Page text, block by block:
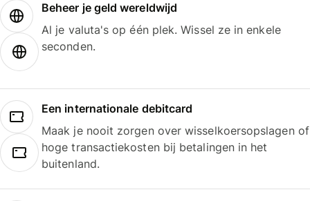
Beheer je geld wereldwijd
Al je valuta's op één plek. Wissel ze in enkele
seconden.
Een internationale debitcard
Maak je nooit zorgen over wisselkoersopslagen of
hoge transactiekosten bij betalingen in het
buitenland.